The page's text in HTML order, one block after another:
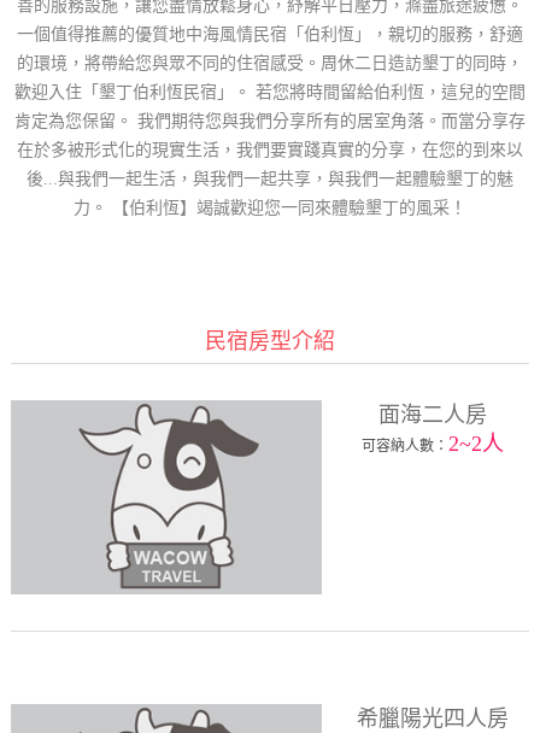
善的服務設施，讓您盡情放鬆身心，紓解平日壓力，滌盡旅途疲憊。
一個值得推薦的優質地中海風情民宿「伯利恆」，親切的服務，舒適
的環境，將帶給您與眾不同的住宿感受。周休二日造訪墾丁的同時，
歡迎入住「墾丁伯利恆民宿」。 若您將時間留給伯利恆，這兒的空間
肯定為您保留。 我們期待您與我們分享所有的居室角落。而當分享存
在於多被形式化的現實生活，我們要實踐真實的分享，在您的到來以
後...與我們一起生活，與我們一起共享，與我們一起體驗墾丁的魅
力。 【伯利恆】竭誠歡迎您一同來體驗墾丁的風采！
民宿房型介紹
面海二人房
可容納人數： 2~2人
希臘陽光四人房